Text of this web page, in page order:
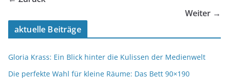
Weiter →
aktuelle Beiträge
Gloria Krass: Ein Blick hinter die Kulissen der Medienwelt
Die perfekte Wahl für kleine Räume: Das Bett 90×190